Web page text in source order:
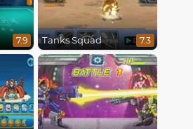
7.9 Tanks Squad 7.3